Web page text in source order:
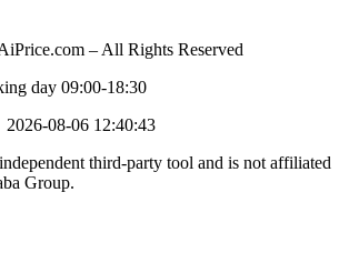
– All Rights Reserved
day 09:00-18:30
2026-08-06 12:40:43
third-party tool and is not affiliated
Group.